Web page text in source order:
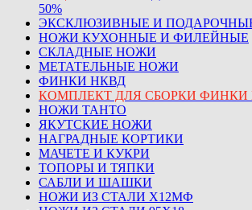
50%
ЭКСКЛЮЗИВНЫЕ И
НОЖИ КУХОННЫЕ И ФИЛЕЙНЫЕ
СКЛАДНЫЕ НОЖИ
МЕТАТЕЛЬНЫЕ НОЖИ
ФИНКИ НКВД
КОМПЛЕКТ ДЛЯ СБОРКИ ФИНКИ
НОЖИ ТАНТО
ЯКУТСКИЕ НОЖИ
НАГРАДНЫЕ КОРТИКИ
МАЧЕТЕ И КУКРИ
ТОПОРЫ И ТЯПКИ
САБЛИ И ШАШКИ
НОЖИ ИЗ СТАЛИ Х12МФ